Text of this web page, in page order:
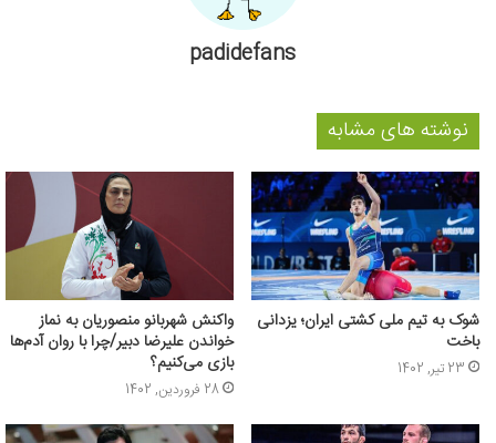
padidefans
نوشته های مشابه
شوک به تیم ملی کشتی ایران؛ یزدانی
باخت
23 تیر, 1402
واکنش شهربانو منصوریان به نماز
خواندن علیرضا دبیر/چرا با روان آدم‌ها
بازی می‌کنیم؟
28 فروردین, 1402